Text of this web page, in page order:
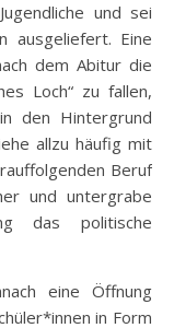
und sei
ausgeliefert. Eine
dem Abitur die
Loch“ zu fallen,
den Hintergrund
allzu häufig mit
Beruf
und untergrabe
das politische
eine Öffnung
in Form